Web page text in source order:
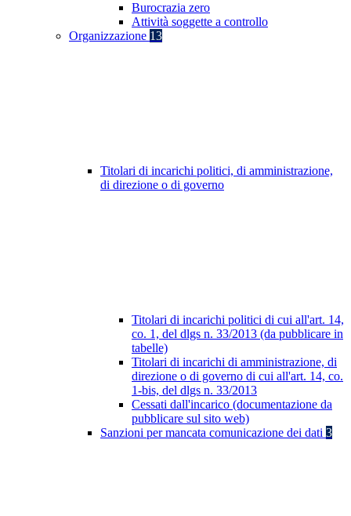
Burocrazia zero
Attività soggette a controllo
Organizzazione 13
Titolari di incarichi politici, di amministrazione,
di direzione o di governo
Titolari di incarichi politici di cui all'art. 14,
co. 1, del dlgs n. 33/2013 (da pubblicare in
tabelle)
Titolari di incarichi di amministrazione, di
direzione o di governo di cui all'art. 14, co.
1-bis, del dlgs n. 33/2013
Cessati dall'incarico (documentazione da
pubblicare sul sito web)
Sanzioni per mancata comunicazione dei dati 3